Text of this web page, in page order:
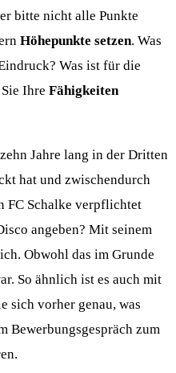
bitte nicht alle Punkte
Höhepunkte setzen. Was
Was ist für die
Ihre Fähigkeiten
Jahre lang in der Dritten
hat und zwischendurch
FC Schalke verpflichtet
angeben? Mit seinem
Obwohl das im Grunde
So ähnlich ist es auch mit
sich vorher genau, was
Bewerbungsgespräch zum